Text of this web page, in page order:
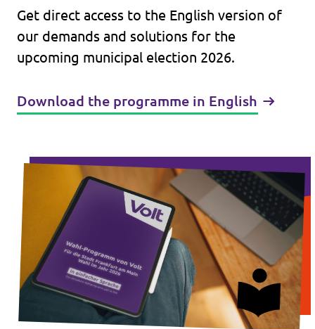
Get direct access to the English version of
our demands and solutions for the
upcoming municipal election 2026.
Download the programme in English